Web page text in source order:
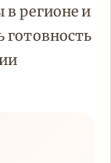
в регионе и
готовность